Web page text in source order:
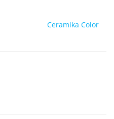
Ceramika Color